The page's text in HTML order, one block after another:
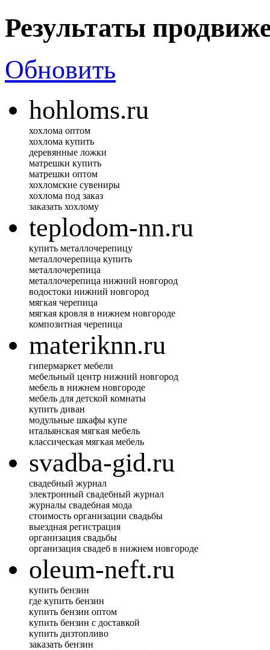
Результаты
Обновить
hohloms.ru
хохлома оптом
хохлома купить
деревянные ложки
матрешки купить
матрешки оптом
хохломские сувениры
хохлома под заказ
заказать хохлому
teplodom-nn.ru
купить металлочерепицу
металлочерепица купить
металлочерепица
металлочерепица нижний новгород
водостоки нижний новгород
мягкая черепица
мягкая кровля в нижнем новгороде
композитная черепица
materiknn.ru
гипермаркет мебели
мебельный центр нижний новгород
мебель в нижнем новгороде
мебель для детской комнаты
купить диван
модульные шкафы купе
итальянская мягкая мебель
классическая мягкая мебель
svadba-gid.ru
свадебный журнал
электронный свадебный журнал
журналы свадебная мода
стоимость организации свадьбы
выездная регистрация
организация свадьбы
организация свадеб в нижнем новгороде
oleum-neft.ru
купить бензин
где купить бензин
купить бензин оптом
купить бензин с доставкой
купить дизтопливо
заказать бензин